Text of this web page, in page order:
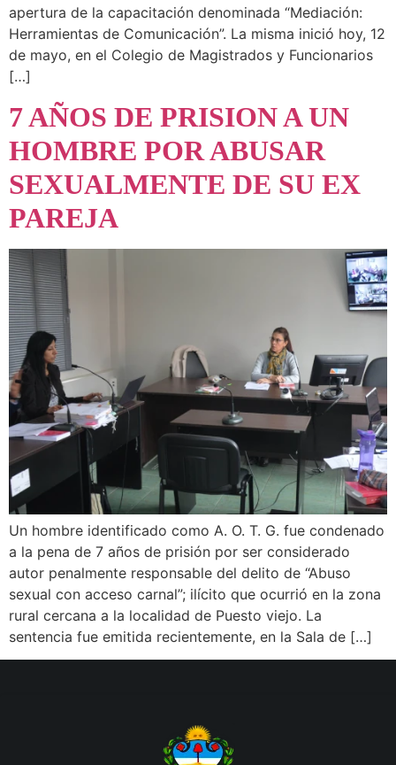
apertura de la capacitación denominada “Mediación:
Herramientas de Comunicación”. La misma inició hoy, 12
de mayo, en el Colegio de Magistrados y Funcionarios
[…]
7 AÑOS DE PRISION A UN
HOMBRE POR ABUSAR
SEXUALMENTE DE SU EX
PAREJA
Un hombre identificado como A. O. T. G. fue condenado
a la pena de 7 años de prisión por ser considerado
autor penalmente responsable del delito de “Abuso
sexual con acceso carnal”; ilícito que ocurrió en la zona
rural cercana a la localidad de Puesto viejo. La
sentencia fue emitida recientemente, en la Sala de […]